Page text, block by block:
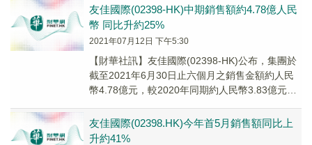
友佳國際(02398-HK)中期銷售額約4.78億人民
幣 同比升約25%
2021年07月12日 下午5:30
【財華社訊】友佳國際(02398-HK)公布，集團於
截至2021年6月30日止六個月之銷售金額約人民
幣4.78億元，較2020年同期約人民幣3.83億元上
友佳國際(02398.HK)今年首5月銷售額同比上
升約41%